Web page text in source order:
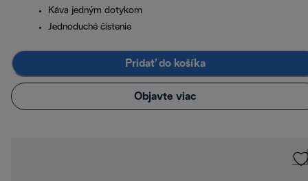
Káva jedným dotykom
Jednoduché čistenie
Pridať do košíka
Objavte viac